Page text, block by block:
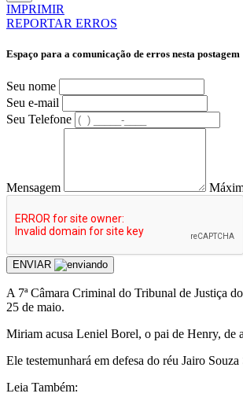
IMPRIMIR
REPORTAR ERROS
Espaço para a comunicação de erros nesta postagem
Seu nome
Seu e-mail
Seu Telefone
Mensagem
ENVIAR
A 7ª Câmara Criminal do Tribunal de Justiça
25 de maio.
Miriam acusa Leniel Borel, o pai de Henry, de
Ele testemunhará em defesa do réu Jairo
Leia Também: